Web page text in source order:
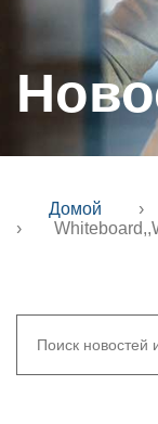
Домой ›
›